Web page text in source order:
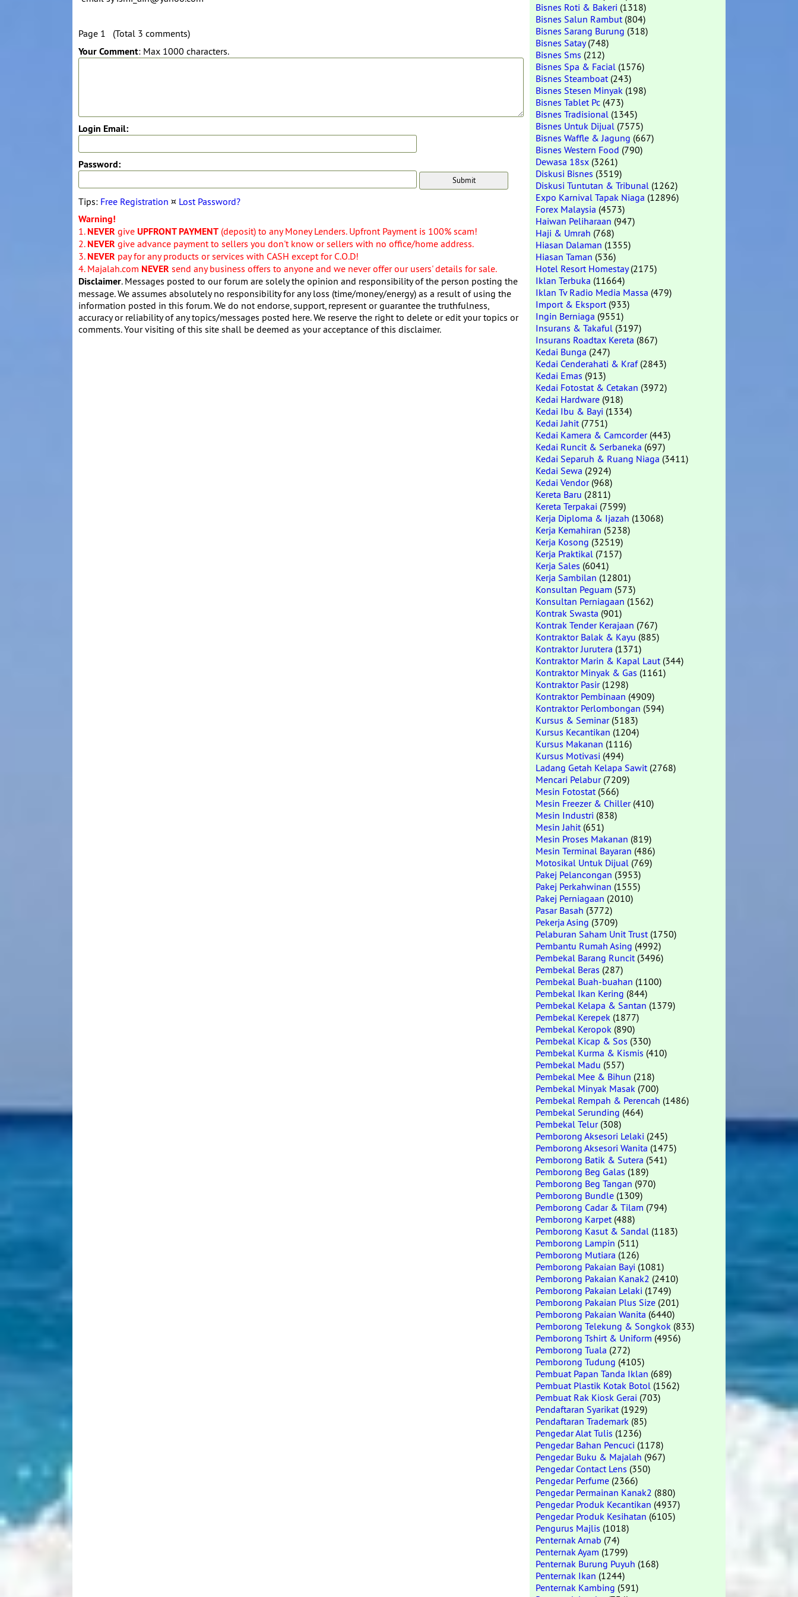
Page 1 (Total 3 comments)
Your Comment: Max 1000 characters.
Login Email:
Password:
Tips: Free Registration ¤ Lost Password?
Warning!
1. NEVER give UPFRONT PAYMENT (deposit) to any Money Lenders. Upfront Payment is 100% scam!
2. NEVER give advance payment to sellers you don't know or sellers with no office/home address.
3. NEVER pay for any products or services with CASH except for C.O.D!
4. Majalah.com NEVER send any business offers to anyone and we never offer our users' details for sale.
Disclaimer. Messages posted to our forum are solely the opinion and responsibility of the person posting the
message. We assumes absolutely no responsibility for any loss (time/money/energy) as a result of using the
information posted in this forum. We do not endorse, support, represent or guarantee the truthfulness,
accuracy or reliability of any topics/messages posted here. We reserve the right to delete or edit your topics or
comments. Your visiting of this site shall be deemed as your acceptance of this disclaimer.
Bisnes Roti & Bakeri (1318)
Bisnes Salun Rambut(804)
Bisnes Sarang Burung (318)
Bisnes Satay(748)
Bisnes Sms (212)
Bisnes Spa & Facial (1576)
Bisnes Steamboat(243)
Bisnes Stesen Minyak (198)
Bisnes Tablet Pc (473)
Bisnes Tradisional (1345)
Bisnes Untuk Dijual (7575)
Bisnes Waffle & Jagung (667)
Bisnes Western Food (790)
Dewasa 18sx (3261)
Diskusi Bisnes (3519)
Diskusi Tuntutan & Tribunal (1262)
Expo Karnival Tapak Niaga (12896)
Forex Malaysia (4573)
Haiwan Peliharaan (947)
Haji & Umrah (768)
Hiasan Dalaman (1355)
Hiasan Taman (536)
Hotel Resort Homestay(2175)
Iklan Terbuka (11664)
Iklan Tv Radio Media Massa (479)
Import & Eksport(933)
Ingin Berniaga (9551)
Insurans & Takaful (3197)
Insurans Roadtax Kereta (867)
Kedai Bunga (247)
Kedai Cenderahati & Kraf(2843)
Kedai Emas (913)
Kedai Fotostat & Cetakan (3972)
Kedai Hardware (918)
Kedai Ibu & Bayi (1334)
Kedai Jahit(7751)
Kedai Kamera & Camcorder(443)
Kedai Runcit & Serbaneka (697)
Kedai Separuh & Ruang Niaga (3411)
Kedai Sewa (2924)
Kedai Vendor(968)
Kereta Baru (2811)
Kereta Terpakai (7599)
Kerja Diploma & Ijazah (13068)
Kerja Kemahiran (5238)
Kerja Kosong (32519)
Kerja Praktikal (7157)
Kerja Sales (6041)
Kerja Sambilan (12801)
Konsultan Peguam (573)
Konsultan Perniagaan (1562)
Kontrak Swasta (901)
Kontrak Tender Kerajaan (767)
Kontraktor Balak & Kayu (885)
Kontraktor Jurutera (1371)
Kontraktor Marin & Kapal Laut(344)
Kontraktor Minyak & Gas (1161)
Kontraktor Pasir(1298)
Kontraktor Pembinaan (4909)
Kontraktor Perlombongan (594)
Kursus & Seminar(5183)
Kursus Kecantikan (1204)
Kursus Makanan (1116)
Kursus Motivasi (494)
Ladang Getah Kelapa Sawit(2768)
Mencari Pelabur(7209)
Mesin Fotostat(566)
Mesin Freezer & Chiller(410)
Mesin Industri (838)
Mesin Jahit(651)
Mesin Proses Makanan (819)
Mesin Terminal Bayaran (486)
Motosikal Untuk Dijual (769)
Pakej Pelancongan (3953)
Pakej Perkahwinan (1555)
Pakej Perniagaan (2010)
Pasar Basah (3772)
Pekerja Asing (3709)
Pelaburan Saham Unit Trust(1750)
Pembantu Rumah Asing (4992)
Pembekal Barang Runcit(3496)
Pembekal Beras (287)
Pembekal Buah-buahan (1100)
Pembekal Ikan Kering (844)
Pembekal Kelapa & Santan (1379)
Pembekal Kerepek (1877)
Pembekal Keropok (890)
Pembekal Kicap & Sos (330)
Pembekal Kurma & Kismis (410)
Pembekal Madu (557)
Pembekal Mee & Bihun (218)
Pembekal Minyak Masak (700)
Pembekal Rempah & Perencah (1486)
Pembekal Serunding (464)
Pembekal Telur(308)
Pemborong Aksesori Lelaki (245)
Pemborong Aksesori Wanita (1475)
Pemborong Batik & Sutera (541)
Pemborong Beg Galas (189)
Pemborong Beg Tangan (970)
Pemborong Bundle (1309)
Pemborong Cadar & Tilam (794)
Pemborong Karpet(488)
Pemborong Kasut & Sandal (1183)
Pemborong Lampin (511)
Pemborong Mutiara (126)
Pemborong Pakaian Bayi (1081)
Pemborong Pakaian Kanak2 (2410)
Pemborong Pakaian Lelaki (1749)
Pemborong Pakaian Plus Size (201)
Pemborong Pakaian Wanita (6440)
Pemborong Telekung & Songkok (833)
Pemborong Tshirt & Uniform (4956)
Pemborong Tuala (272)
Pemborong Tudung (4105)
Pembuat Papan Tanda Iklan (689)
Pembuat Plastik Kotak Botol (1562)
Pembuat Rak Kiosk Gerai (703)
Pendaftaran Syarikat(1929)
Pendaftaran Trademark (85)
Pengedar Alat Tulis (1236)
Pengedar Bahan Pencuci (1178)
Pengedar Buku & Majalah (967)
Pengedar Contact Lens (350)
Pengedar Perfume (2366)
Pengedar Permainan Kanak2 (880)
Pengedar Produk Kecantikan (4937)
Pengedar Produk Kesihatan (6105)
Pengurus Majlis (1018)
Penternak Arnab (74)
Penternak Ayam (1799)
Penternak Burung Puyuh (168)
Penternak Ikan (1244)
Penternak Kambing (591)